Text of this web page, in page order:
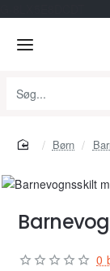
Søg...
homeBørn
0